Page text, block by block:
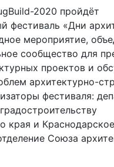
2020 пройдёт
фестиваль «Дни
мероприятие,
сообщество для
проектов и
архитектурно-
фестиваля:
края и Краснодарское
Союза